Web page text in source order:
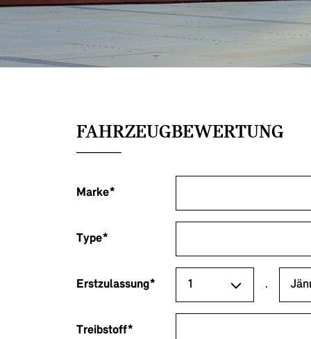
FAHRZEUGBEWERTUNG
Marke*
Type*
Erstzulassung* .
Treibstoff*